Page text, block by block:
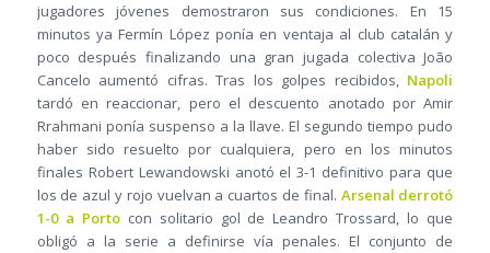
jugadores jóvenes demostraron sus condiciones. En 15
minutos ya Fermín López ponía en ventaja al club catalán y
poco después finalizando una gran jugada colectiva João
Cancelo aumentó cifras. Tras los golpes recibidos, Napoli
tardó en reaccionar, pero el descuento anotado por Amir
Rrahmani ponía suspenso a la llave. El segundo tiempo pudo
haber sido resuelto por cualquiera, pero en los minutos
finales Robert Lewandowski anotó el 3-1 definitivo para que
los de azul y rojo vuelvan a cuartos de final. Arsenal derrotó
1-0 a Portocon solitario gol de Leandro Trossard, lo que
obligó a la serie a definirse vía penales. El conjunto de